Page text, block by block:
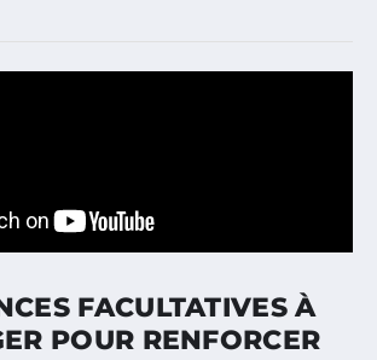
FACULTATIVES À
POUR RENFORCER